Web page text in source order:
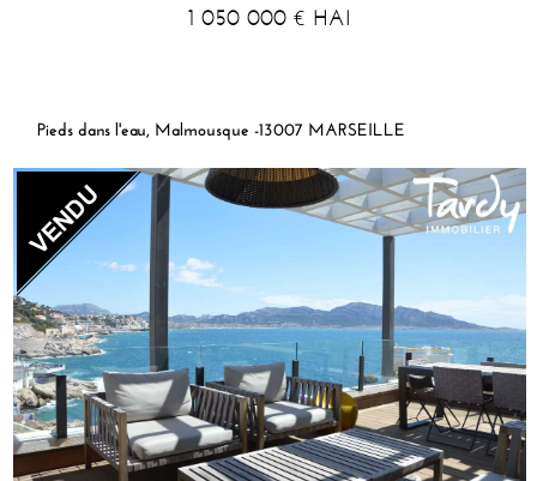
1 050 000 € HAI
Pieds dans l'eau, Malmousque -13007 MARSEILLE